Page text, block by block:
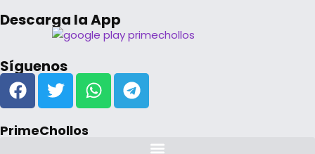
Descarga la App
Síguenos
PrimeChollos